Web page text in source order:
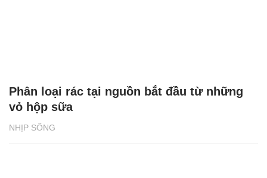
NHỊP SỐNG
Phân loại rác tại nguồn bắt đầu từ những
vỏ hộp sữa